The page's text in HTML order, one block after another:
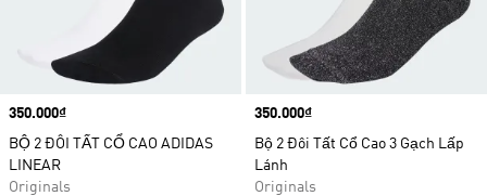
Price
350.000₫
BỘ 2 ĐÔI TẤT CỔ CAO ADIDAS
LINEAR
Originals
Price
350.000₫
Bộ 2 Đôi Tất Cổ Cao 3 Gạch Lấp
Lánh
Originals